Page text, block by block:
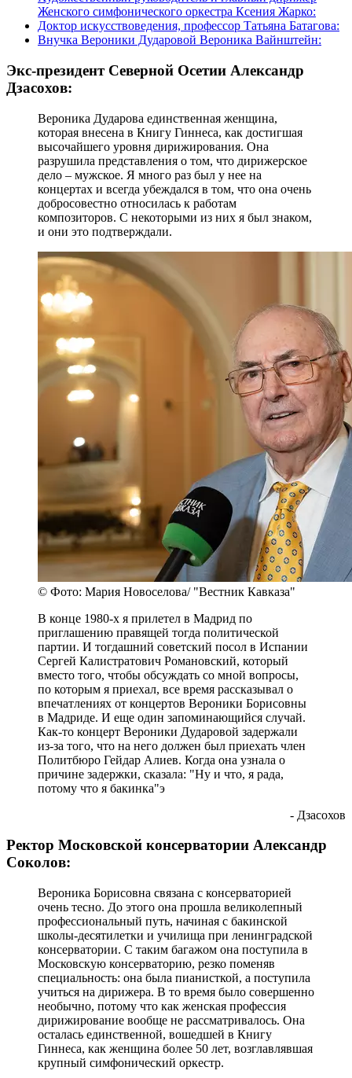
Женского симфонического оркестра Ксения Жарко:
Доктор искусствоведения, профессор Татьяна Батагова:
Внучка Вероники Дударовой Вероника Вайнштейн:
Экс-президент Северной Осетии Александр
Дзасохов:
Вероника Дударова единственная женщина,
которая внесена в Книгу Гиннеса, как достигшая
высочайшего уровня дирижирования. Она
разрушила представления о том, что дирижерское
дело – мужское. Я много раз был у нее на
концертах и всегда убеждался в том, что она очень
добросовестно относилась к работам
композиторов. С некоторыми из них я был знаком,
и они это подтверждали.
© Фото: Мария Новоселова/ "Вестник Кавказа"
В конце 1980-х я прилетел в Мадрид по
приглашению правящей тогда политической
партии. И тогдашний советский посол в Испании
Сергей Калистратович Романовский, который
вместо того, чтобы обсуждать со мной вопросы,
по которым я приехал, все время рассказывал о
впечатлениях от концертов Вероники Борисовны
в Мадриде. И еще один запоминающийся случай.
Как-то концерт Вероники Дударовой задержали
из-за того, что на него должен был приехать член
Политбюро Гейдар Алиев. Когда она узнала о
причине задержки, сказала: "Ну и что, я рада,
потому что я бакинка"э
- Дзасохов
Ректор Московской консерватории Александр
Соколов:
Вероника Борисовна связана с консерваторией
очень тесно. До этого она прошла великолепный
профессиональный путь, начиная с бакинской
школы-десятилетки и училища при ленинградской
консерватории. С таким багажом она поступила в
Московскую консерваторию, резко поменяв
специальность: она была пианисткой, а поступила
учиться на дирижера. В то время было совершенно
необычно, потому что как женская профессия
дирижирование вообще не рассматривалось. Она
осталась единственной, вошедшей в Книгу
Гиннеса, как женщина более 50 лет, возглавлявшая
крупный симфонический оркестр.